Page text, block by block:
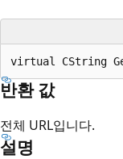
반환 값
전체 URL입니다.
설명